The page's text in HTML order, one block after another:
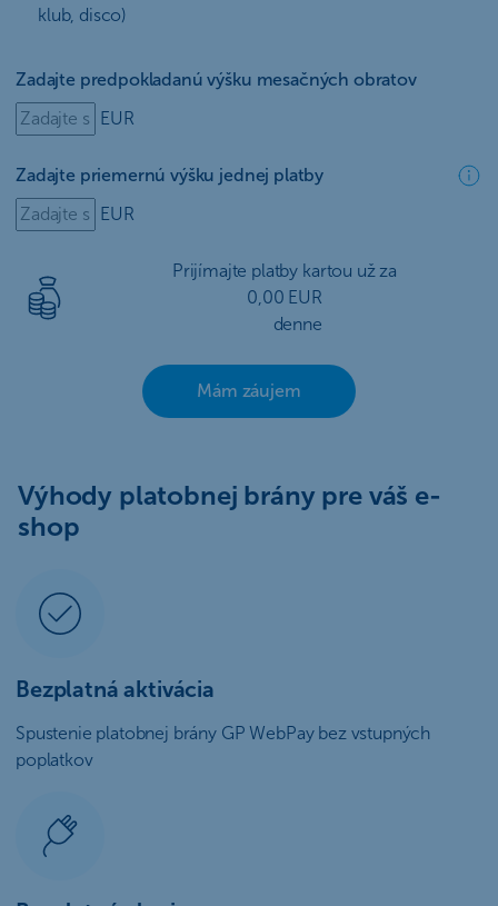
klub, disco)
Zadajte predpokladanú výšku mesačných obratov
EUR
Zadajte priemernú výšku jednej platby
EUR
Prijímajte platby kartou už za
0,00 EUR
denne
Mám záujem
Výhody platobnej brány pre váš e-
shop
Bezplatná aktivácia
Spustenie platobnej brány GP WebPay bez vstupných
poplatkov